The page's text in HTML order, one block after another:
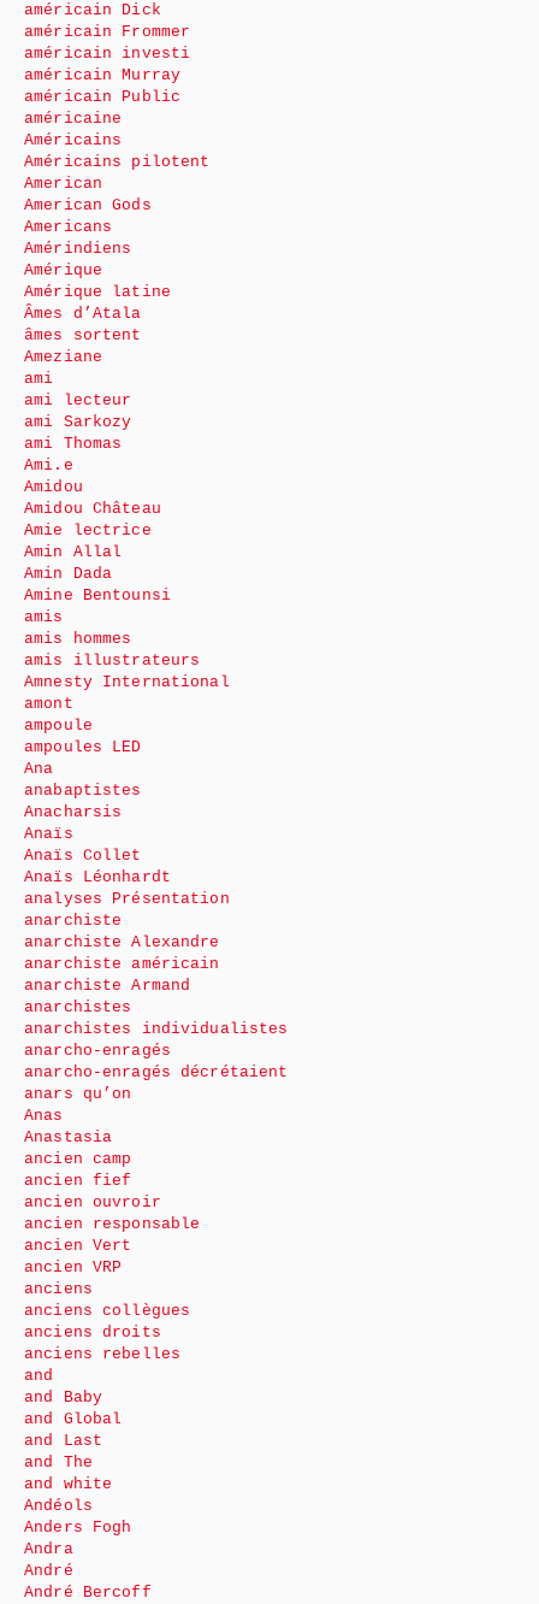
américain Dick
américain Frommer
américain investi
américain Murray
américain Public
américaine
Américains
Américains pilotent
American
American Gods
Americans
Amérindiens
Amérique
Amérique latine
Âmes d’Atala
âmes sortent
Ameziane
ami
ami lecteur
ami Sarkozy
ami Thomas
Ami.e
Amidou
Amidou Château
Amie lectrice
Amin Allal
Amin Dada
Amine Bentounsi
amis
amis hommes
amis illustrateurs
Amnesty International
amont
ampoule
ampoules LED
Ana
anabaptistes
Anacharsis
Anaïs
Anaïs Collet
Anaïs Léonhardt
analyses Présentation
anarchiste
anarchiste Alexandre
anarchiste américain
anarchiste Armand
anarchistes
anarchistes individualistes
anarcho-enragés
anarcho-enragés décrétaient
anars qu’on
Anas
Anastasia
ancien camp
ancien fief
ancien ouvroir
ancien responsable
ancien Vert
ancien VRP
anciens
anciens collègues
anciens droits
anciens rebelles
and
and Baby
and Global
and Last
and The
and white
Andéols
Anders Fogh
Andra
André
André Bercoff